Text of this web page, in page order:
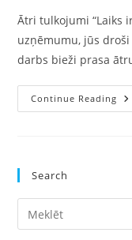
Ātri tulkojumi “Laiks
uzņēmumu, jūs
darbs bieži prasa
Continue Reading
Search